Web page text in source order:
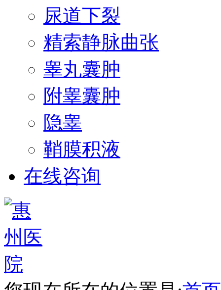
尿道下裂
精索静脉曲张
睾丸囊肿
附睾囊肿
隐睾
鞘膜积液
在线咨询